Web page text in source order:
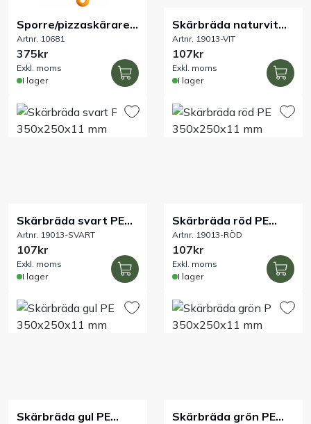
Städutrustning
Arbetskläder
Plåtbyte
Varumärken
Outlet
Om Bakers
Sporre/pizzaskärare
heavy-duty Ø97 mm
Artnr. 10681
375kr
Exkl. moms
I lager
Skärbräda naturvit
PE 350x250x11 mm
Artnr. 19013-VIT
107kr
Exkl. moms
I lager
Skärbräda svart PE
350x250x11 mm
Artnr. 19013-SVART
107kr
Exkl. moms
I lager
Skärbräda röd PE
350x250x11 mm
Artnr. 19013-RÖD
107kr
Exkl. moms
I lager
Skärbräda gul PE
Skärbräda grön PE